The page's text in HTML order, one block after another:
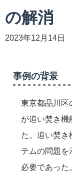
の解消
2023年12月14日
事例の背景
東京都品川区
が追い焚き機
た。追い焚き
テムの問題を
必要であった